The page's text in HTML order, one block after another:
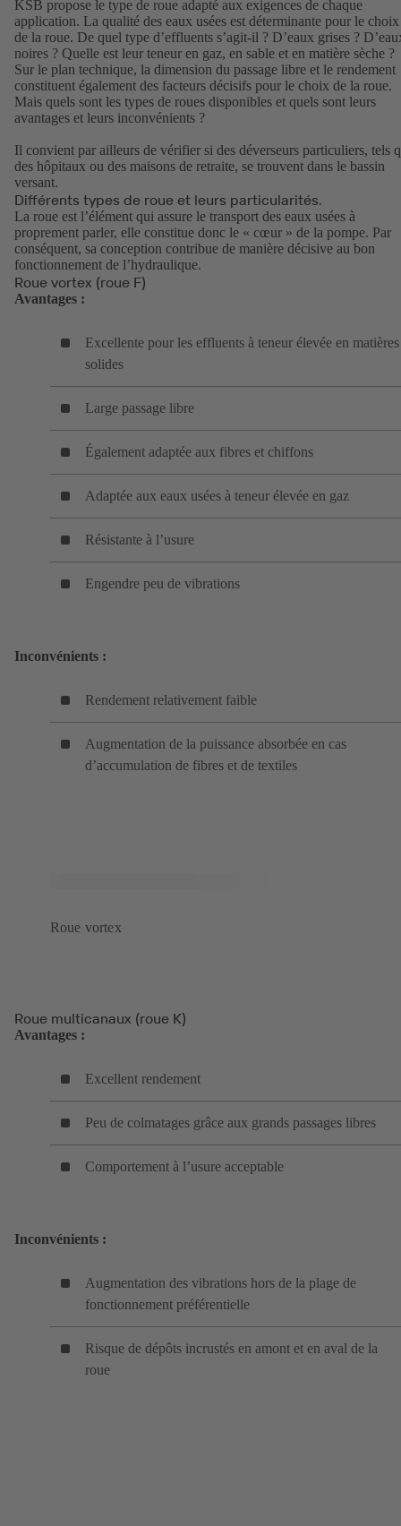
KSB propose le type de roue adapté aux exigences de chaque
application. La qualité des eaux usées est déterminante pour le choix
de la roue. De quel type d’effluents s’agit-il ? D’eaux grises ?
noires ? Quelle est leur teneur en gaz, en sable et en matière sèche ?
Sur le plan technique, la dimension du passage libre et le rendement
constituent également des facteurs décisifs pour le choix de la roue.
Mais quels sont les types de roues disponibles et quels sont leurs
avantages et leurs inconvénients ?
Il convient par ailleurs de vérifier si des déverseurs particuliers, tels
des hôpitaux ou des maisons de retraite, se trouvent dans le bassin
versant.
Différents types de roue et leurs particularités.
La roue est l’élément qui assure le transport des eaux usées à
proprement parler, elle constitue donc le « cœur » de la pompe. Par
conséquent, sa conception contribue de manière décisive au bon
fonctionnement de l’hydraulique.
Roue vortex (roue F)
Avantages :
Excellente pour les effluents à teneur élevée en matières
solides
Large passage libre
Également adaptée aux fibres et chiffons
Adaptée aux eaux usées à teneur élevée en gaz
Résistante à l’usure
Engendre peu de vibrations
Inconvénients :
Rendement relativement faible
Augmentation de la puissance absorbée en cas
d’accumulation de fibres et de textiles
Roue vortex
Roue multicanaux (roue K)
Avantages :
Excellent rendement
Peu de colmatages grâce aux grands passages libres
Comportement à l’usure acceptable
Inconvénients :
Augmentation des vibrations hors de la plage de
fonctionnement préférentielle
Risque de dépôts incrustés en amont et en aval de la
roue